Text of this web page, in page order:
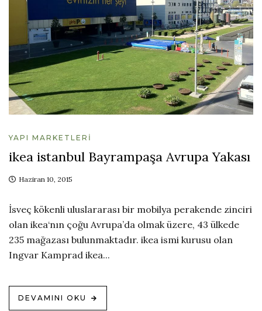
YAPI MARKETLERI
ikea istanbul Bayrampaşa Avrupa Yakası
Haziran 10, 2015
İsveç kökenli uluslararası bir mobilya perakende zinciri
olan ikea‘nın çoğu Avrupa’da olmak üzere, 43 ülkede
235 mağazası bulunmaktadır. ikea ismi kurusu olan
Ingvar Kamprad ikea...
DEVAMINI OKU